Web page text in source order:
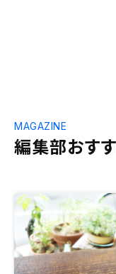
編集部おす
MAGAZINE